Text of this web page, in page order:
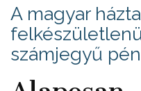
A magyar
számjegyű